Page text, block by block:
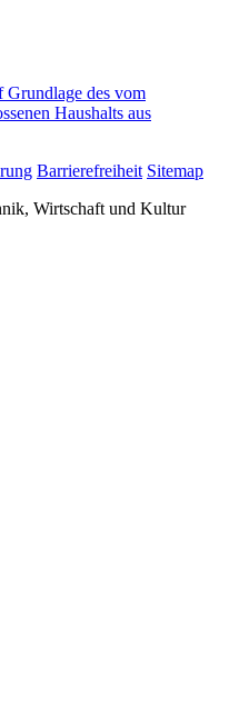
des vom
Haushalts aus
Barrierefreiheit Sitemap
Wirtschaft und Kultur